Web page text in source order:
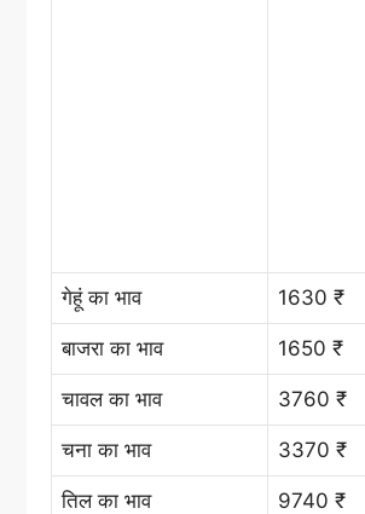
गेहूं का भाव 1630 ₹
बाजरा का भाव 1650 ₹
चावल का भाव 3760 ₹
चना का भाव 3370 ₹
तिल का भाव 9740 ₹